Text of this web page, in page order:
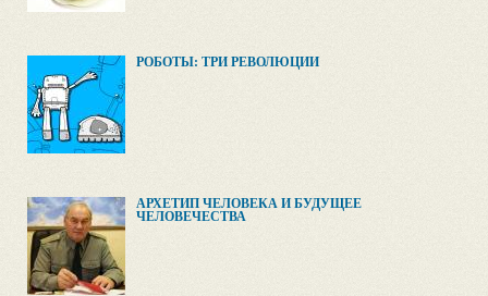
РОБОТЫ: ТРИ РЕВОЛЮЦИИ
АРХЕТИП ЧЕЛОВЕКА И БУДУЩЕЕ
ЧЕЛОВЕЧЕСТВА